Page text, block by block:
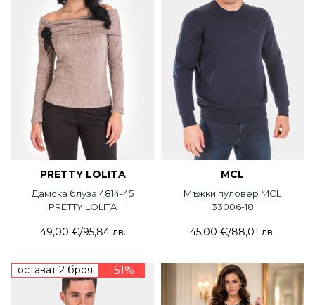
PRETTY LOLITA
Дамска блуза 4814-45
PRETTY LOLITA
49,00 €/95,84 лв.
MCL
Мъжки пуловер MCL
33006-18
45,00 €/88,01 лв.
остават 2 броя -51%